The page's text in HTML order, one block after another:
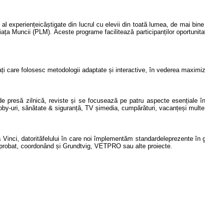
alexperiențeicâștigate din lucrul cu elevii din toată lumea, de mai
Muncii (PLM). Aceste programefacilitează participanților
care folosesc metodologii adaptate și interactive, în vederea
presă zilnică, reviste și se focusează pe patru aspecte esențiale
y-uri sănătate & siguranță , TV șimedia, cumpărături vacanțeși
Vinci,datorităfelului în care noi împlementăm standardeleprezente în
coordonând și Grundtvig, VETPRO sau alte proiecte